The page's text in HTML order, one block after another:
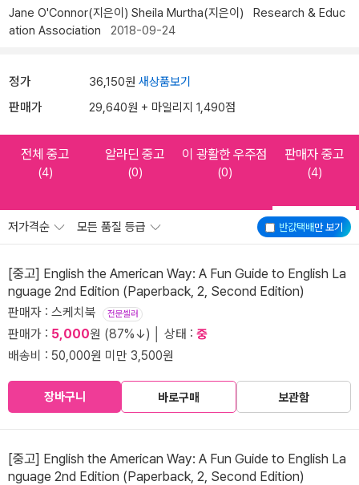
Jane O'Connor(지은이) Sheila Murtha(지은이)
Research & Educ
ation Association 2018-09-24
정가 36,150원 새상품보기
판매가 29,640원 + 마일리지 1,490점
전체 중고
(4)
알라딘 중고
(0)
이 광활한 우주점
(0)
판매자 중고
(4)
반값택배만 보기
저가격순 모든 품질 등급
[중고] English the American Way: A Fun Guide to English La
nguage 2nd Edition (Paperback, 2, Second Edition)
판매자 : 스케치북 전문셀러
판매가 : 5,000원 (87%↓) │ 상태 : 중
배송비 : 50,000원 미만 3,500원
장바구니 바로구매 보관함
[중고] English the American Way: A Fun Guide to English La
nguage 2nd Edition (Paperback, 2, Second Edition)